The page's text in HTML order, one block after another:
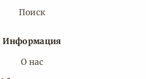
Поиск
Информация
О нас